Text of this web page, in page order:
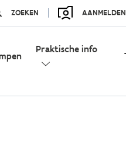
ZOEKEN AANMELDEN
Praktische info